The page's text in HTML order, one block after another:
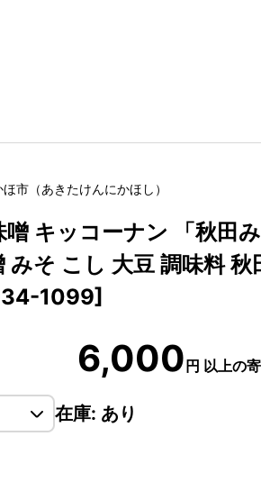
ほ市 （あきたけんにかほし ）
噌 キッコーナン 「秋田
みそ こし 大豆 調味料 秋
1099]
6,000円 以上の
在庫: あり